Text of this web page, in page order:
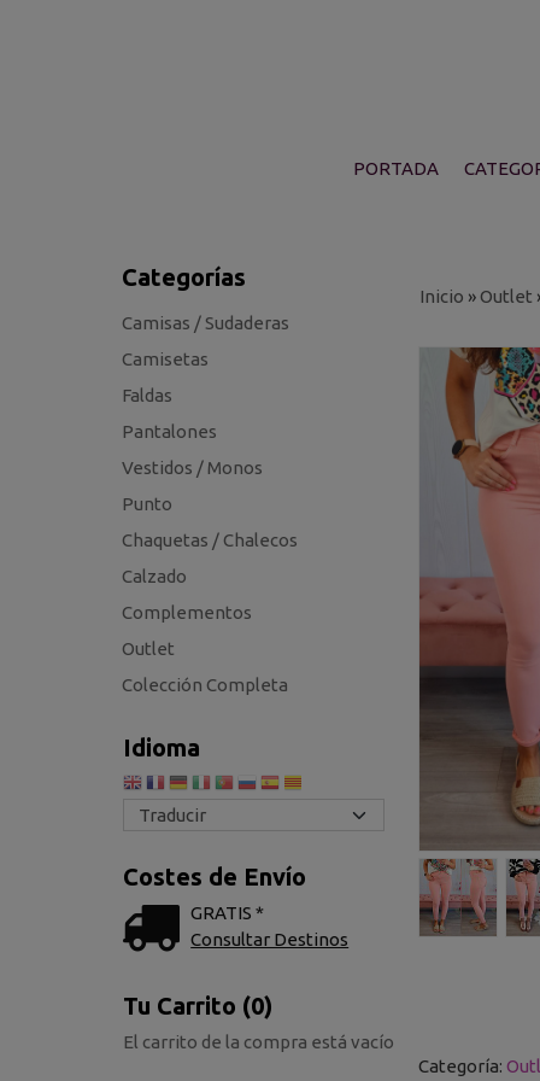
PORTADA
Categorías
Camisas / Sudaderas
Camisetas
Faldas
Pantalones
Vestidos / Monos
Punto
Chaquetas / Chalecos
Calzado
Complementos
Outlet
Colección Completa
Idioma
Costes de Envío
GRATIS *
Consultar Destinos
Tu Carrito (0)
El carrito de la compra está vacío
Inicio » Outlet
Categoría: